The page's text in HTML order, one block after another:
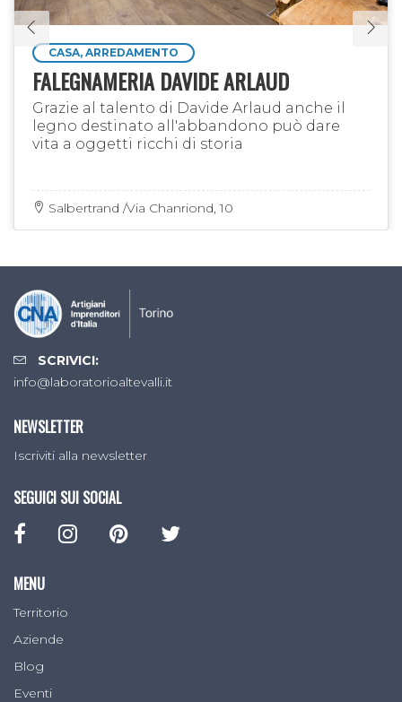
CASA, ARREDAMENTO
FALEGNAMERIA DAVIDE ARLAUD
Grazie al talento di Davide Arlaud anche il
legno destinato all'abbandono può dare
vita a oggetti ricchi di storia
Salbertrand /Via Chanriond, 10
SCRIVICI:
info@laboratorioaltevalli.it
NEWSLETTER
Iscriviti alla newsletter
SEGUICI SUI SOCIAL
MENU
Territorio
Aziende
Blog
Eventi